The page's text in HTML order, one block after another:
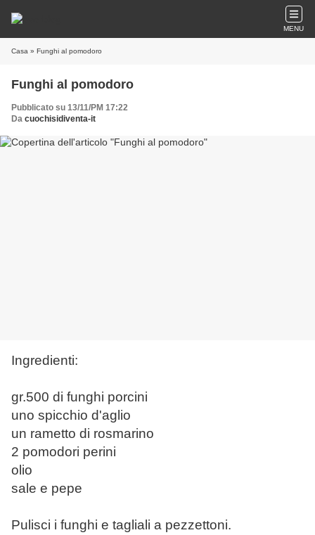
MENU
Casa » Funghi al pomodoro
Funghi al pomodoro
Pubblicato su 13/11/PM 17:22
Da cuochisidiventa-it
Ingredienti:
gr.500 di funghi porcini
uno spicchio d'aglio
un rametto di rosmarino
2 pomodori perini
olio
sale e pepe
Pulisci i funghi e tagliali a pezzettoni.